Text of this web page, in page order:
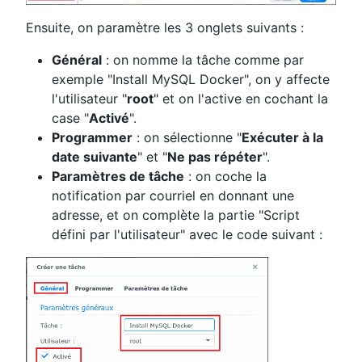
Ensuite, on paramètre les 3 onglets suivants :
Général : on nomme la tâche comme par
exemple "Install MySQL Docker", on y affecte
l'utilisateur "root" et on l'active en cochant la
case "Activé".
Programmer : on sélectionne "Exécuter à la
date suivante" et "Ne pas répéter".
Paramètres de tâche : on coche la
notification par courriel en donnant une
adresse, et on complète la partie "Script
défini par l'utilisateur" avec le code suivant :